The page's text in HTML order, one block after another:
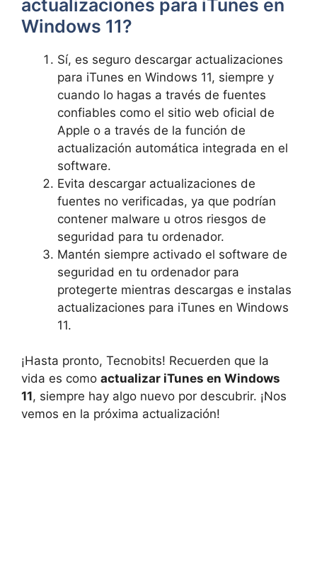
actualizaciones para iTunes en
Windows 11?
Sí,‌ es seguro descargar actualizaciones
para iTunes en Windows 11, siempre y
cuando​ lo hagas a través de fuentes
confiables como el sitio web oficial de
Apple⁣ o a través de la⁢ función de
actualización automática integrada en el
software.
Evita ‌descargar⁢ actualizaciones de
fuentes no verificadas, ya que podrían
contener malware u otros riesgos⁣ de
seguridad para⁣ tu ordenador.
Mantén⁣ siempre activado el software de
seguridad en tu ordenador para
protegerte mientras​ descargas ​e​ instalas
‌actualizaciones para iTunes en Windows⁣
11.
¡Hasta pronto, Tecnobits! Recuerden que la
vida es como actualizar iTunes en Windows
11, siempre hay algo nuevo por descubrir. ¡Nos
vemos en la ⁣próxima⁣ actualización!